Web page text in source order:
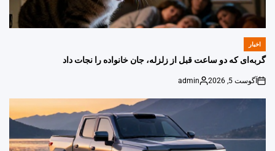
POSTED
IN
اخبار
گربه‌ای که دو ساعت قبل از زلزله، جان خانواده را نجات داد
on
آگوست 5, 2026
Posted
admin